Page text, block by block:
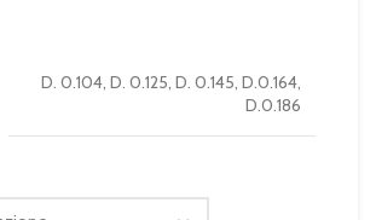
D. 0.104, D. 0.125, D. 0.145, D.0.164,
D.0.186